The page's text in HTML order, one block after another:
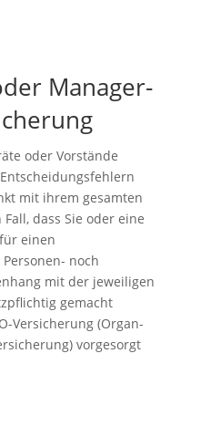
Manager-
oder Vorstände
mit ihrem gesamten
dass Sie oder eine
einen
noch
mit der jeweiligen
gemacht
Versicherung (Organ-
vorgesorgt